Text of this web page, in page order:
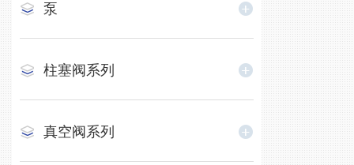
泵
柱塞阀系列
真空阀系列